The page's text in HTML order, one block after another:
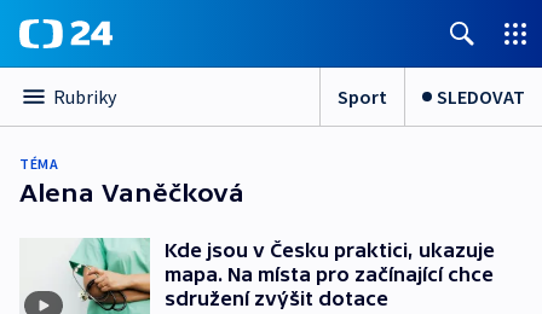
Rubriky Sport SLEDOVAT
TÉMA
Alena Vaněčková
Kde jsou v Česku praktici, ukazuje
mapa. Na místa pro začínající chce
sdružení zvýšit dotace